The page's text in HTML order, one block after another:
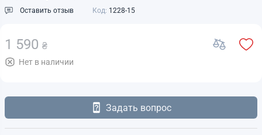
Оставить отзыв Код: 1228-15
1 590 ₴
Нет в наличии
Задать вопрос